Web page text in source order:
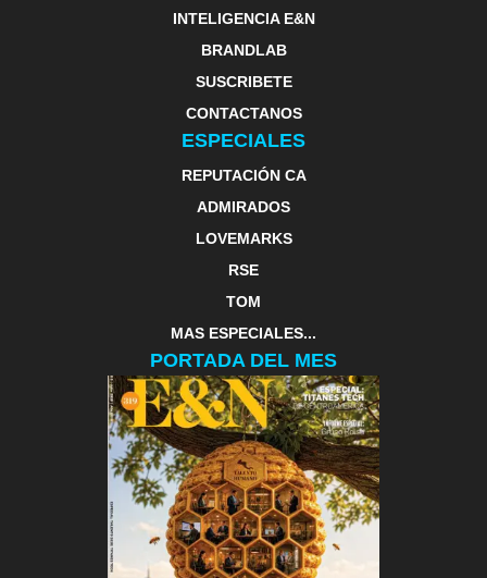
INTELIGENCIA E&N
BRANDLAB
SUSCRIBETE
CONTACTANOS
ESPECIALES
REPUTACIÓN CA
ADMIRADOS
LOVEMARKS
RSE
TOM
MAS ESPECIALES...
PORTADA DEL MES